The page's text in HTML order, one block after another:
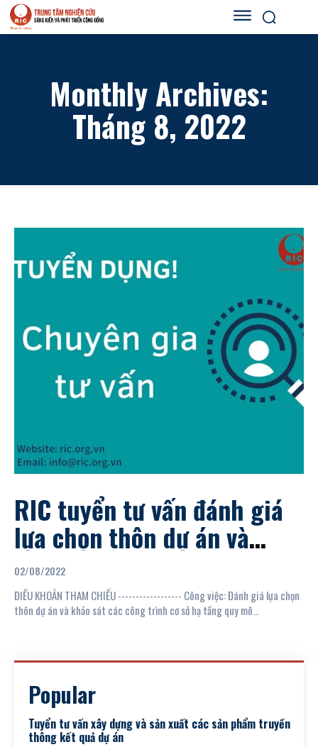
Monthly Archives:
Tháng 8, 2022
RIC tuyển tư vấn đánh giá
lựa chọn thôn dự án và
khảo sát các công trình cơ
sở hạ tầng quy mô nhỏ...
02/08/2022
ĐIỀU KHOẢN THAM CHIẾU ------------------ Công việc: Đánh giá lựa chọn
thôn dự án và khảo sát các công trình cơ sở hạ tầng quy mô...
Popular
Tuyển tư vấn xây dựng và sản xuất các sản phẩm truyền
thông kết quả dự án